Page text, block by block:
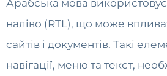
Арабська мова
наліво (RTL), що може
сайтів і документів. Такі
навігації, меню та текст,